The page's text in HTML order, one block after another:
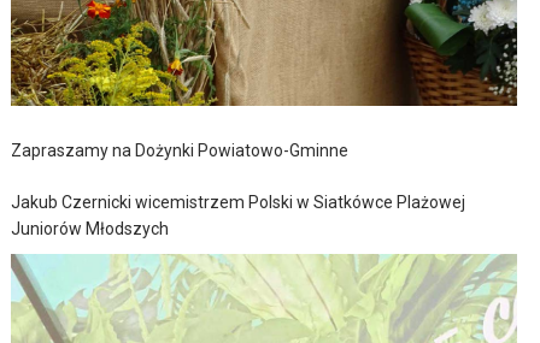
Zapraszamy na Dożynki Powiatowo-Gminne
Jakub Czernicki wicemistrzem Polski w Siatkówce Plażowej
Juniorów Młodszych